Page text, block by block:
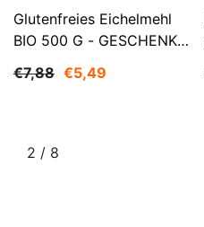
Glutenfreies Eichelmehl
BIO 500 G - GESCHENKE
€7,88 €5,49
2 / von
8